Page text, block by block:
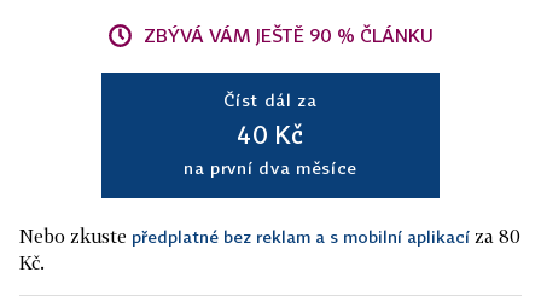
ZBÝVÁ VÁM JEŠTĚ 90 % ČLÁNKU
Číst dál za
40 Kč
na první dva měsíce
Nebo zkuste předplatné bez reklam a s mobilní aplikací za 80
Kč.